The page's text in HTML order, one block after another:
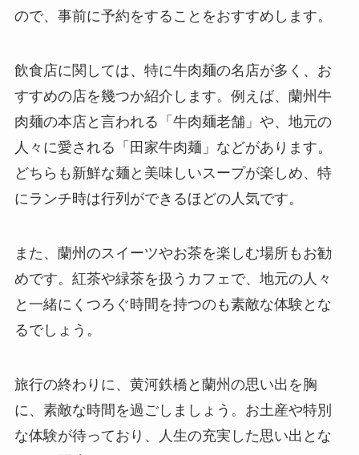
ので、事前に予約をすることをおすすめします。
飲食店に関しては、特に牛肉麺の名店が多く、お
すすめの店を幾つか紹介します。例えば、蘭州牛
肉麺の本店と言われる「牛肉麺老舗」や、地元の
人々に愛される「田家牛肉麺」などがあります。
どちらも新鮮な麺と美味しいスープが楽しめ、特
にランチ時は行列ができるほどの人気です。
また、蘭州のスイーツやお茶を楽しむ場所もお勧
めです。紅茶や緑茶を扱うカフェで、地元の人々
と一緒にくつろぐ時間を持つのも素敵な体験とな
るでしょう。
旅行の終わりに、黄河鉄橋と蘭州の思い出を胸
に、素敵な時間を過ごしましょう。お土産や特別
な体験が待っており、人生の充実した思い出とな